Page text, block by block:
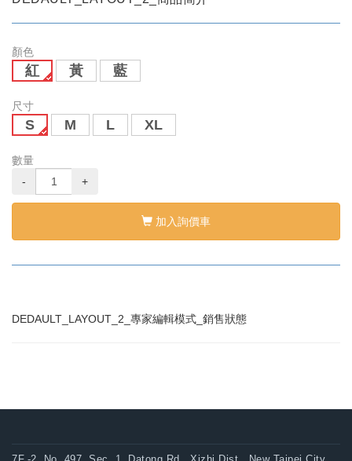
顏色
紅 黃 藍
尺寸
S M L XL
數量
-
+
加入詢價車
DEDAULT_LAYOUT_2_專家編輯模式_銷售狀態